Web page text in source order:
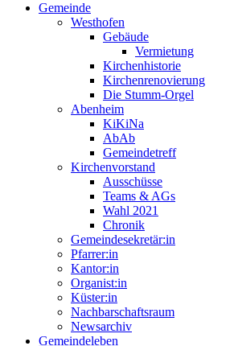
Gemeinde
Westhofen
Gebäude
Vermietung
Kirchenhistorie
Kirchenrenovierung
Die Stumm-Orgel
Abenheim
KiKiNa
AbAb
Gemeindetreff
Kirchenvorstand
Ausschüsse
Teams & AGs
Wahl 2021
Chronik
Gemeindesekretär:in
Pfarrer:in
Kantor:in
Organist:in
Küster:in
Nachbarschaftsraum
Newsarchiv
Gemeindeleben